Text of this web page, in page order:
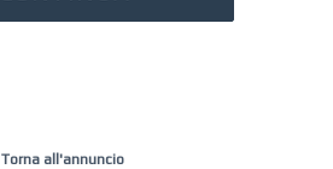
Torna all'annuncio